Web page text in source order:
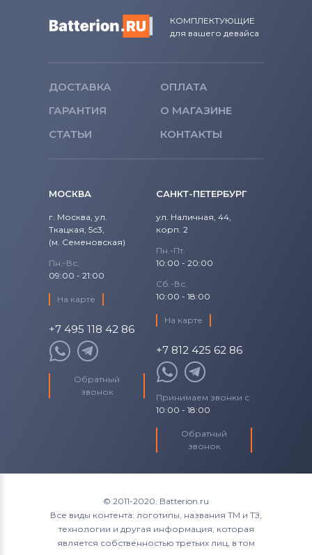
Вентиляторы (кулеры)Toshiba
Вентиляторы (кулеры)
Вентиляторы (кулеры)Asus
Вентиляторы (кулеры)Casper
КОМПЛЕКТУЮЩИЕ
для вашего девайса
ДОСТАВКА
ОПЛАТА
ГАРАНТИЯ
О МАГАЗИНЕ
СТАТЬИ
КОНТАКТЫ
МОСКВА
г. Москва, ул.
Ткацкая, 5с3,
(м. Семеновская)
Пн.-Вс.
09:00 - 21:00
На карте
+7 495 118 42 86
Обратный
звонок
САНКТ-ПЕТЕРБУРГ
ул. Наличная, 44,
корп. 2
Пн.-Пт.
10:00 - 20:00
Сб.-Вс.
10:00 - 18:00
На карте
+7 812 425 62 86
Принимаем звонки с
10:00 - 18:00
Обратный
звонок
© 2011-2020. Batterion.ru
Все виды контента: логотипы, названия ТМ и ТЗ,
технологии и другая информация, которая
является собственностью третьих лиц, в том